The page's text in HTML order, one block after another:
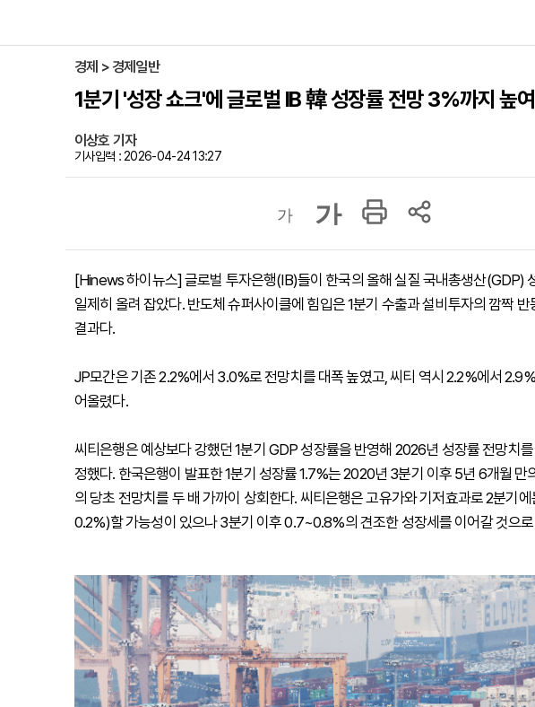
경제 > 경제일반
1분기 '성장 쇼크'에 글로벌 IB 韓 성장률 전망 3%까지 높여
이상호 기자
기사입력 : 2026-04-24 13:27
가 가
[Hinews 하이뉴스] 글로벌 투자은행(IB)들이 한국의 올해 실질 국내총생산(GDP)
일제히 올려 잡았다. 반도체 슈퍼사이클에 힘입은 1분기 수출과 설비투자의 깜짝
결과다.
JP모간은 기존 2.2%에서 3.0%로 전망치를 대폭 높였고, 씨티 역시 2.2%에서
어올렸다.
씨티은행은 예상보다 강했던 1분기 GDP 성장률을 반영해 2026년 성장률 전망치
정했다. 한국은행이 발표한 1분기 성장률 1.7%는 2020년 3분기 이후 5년 6개월 만
의 당초 전망치를 두 배 가까이 상회한다. 씨티은행은 고유가와 기저효과로 2분기
0.2%)할 가능성이 있으나 3분기 이후 0.7~0.8%의 견조한 성장세를 이어갈 것으